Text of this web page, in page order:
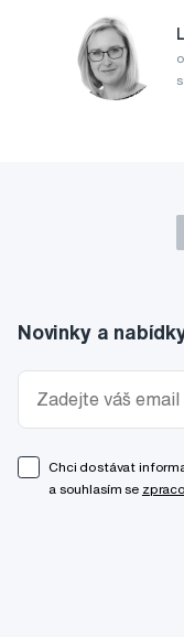
Novinky a
Chci dostávat
a souhlasím se